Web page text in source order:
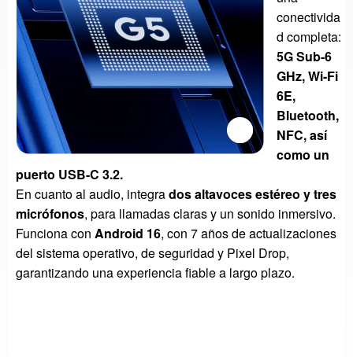
conectivida
d completa:
5G Sub-6
GHz, Wi-Fi
6E,
Bluetooth,
NFC, así
como un
puerto USB-C 3.2.
En cuanto al audio, integrados altavoces estéreo y tres
micrófonos, para llamadas claras y un sonido inmersivo.
Funciona con Android 16, con 7 años de actualizaciones
del sistema operativo, de seguridad y Pixel Drop,
garantizando una experiencia fiable a largo plazo.